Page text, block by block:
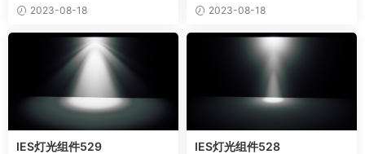
2023-08-18 2023-08-18
IES灯光组件529 IES灯光组件528